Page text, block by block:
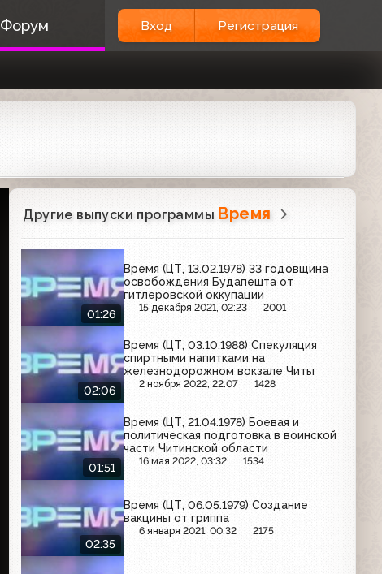
Форум Вход Регистрация
Другие выпуски программы Время
01:26
Время (ЦТ, 13.02.1978) 33 годовщина
освобождения Будапешта от
гитлеровской оккупации
15 декабря 2021, 02:23 2001
02:06
Время (ЦТ, 03.10.1988) Спекуляция
спиртными напитками на
железнодорожном вокзале Читы
2 ноября 2022, 22:07 1428
01:51
Время (ЦТ, 21.04.1978) Боевая и
политическая подготовка в воинской
части Читинской области
16 мая 2022, 03:32 1534
02:35
Время (ЦТ, 06.05.1979) Создание
вакцины от гриппа
6 января 2021, 00:32 2175